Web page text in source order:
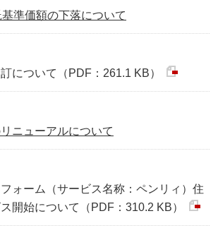
準価額の下落について
について（PDF：261.1 KB）
ニューアルについて
ォーム（サービス名称：ペンリィ）住
開始について（PDF：310.2 KB）